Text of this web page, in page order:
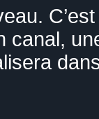
canal,